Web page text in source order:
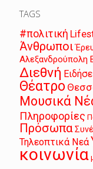
TAGS
#πολιτική
Άνθρωποι
Αλεξανδρούπολη
Διεθνή
Θέατρο
Μουσικά
Πληροφορίες
Πρόσωπα
Τηλεοπτικά Νεά
κοινωνία